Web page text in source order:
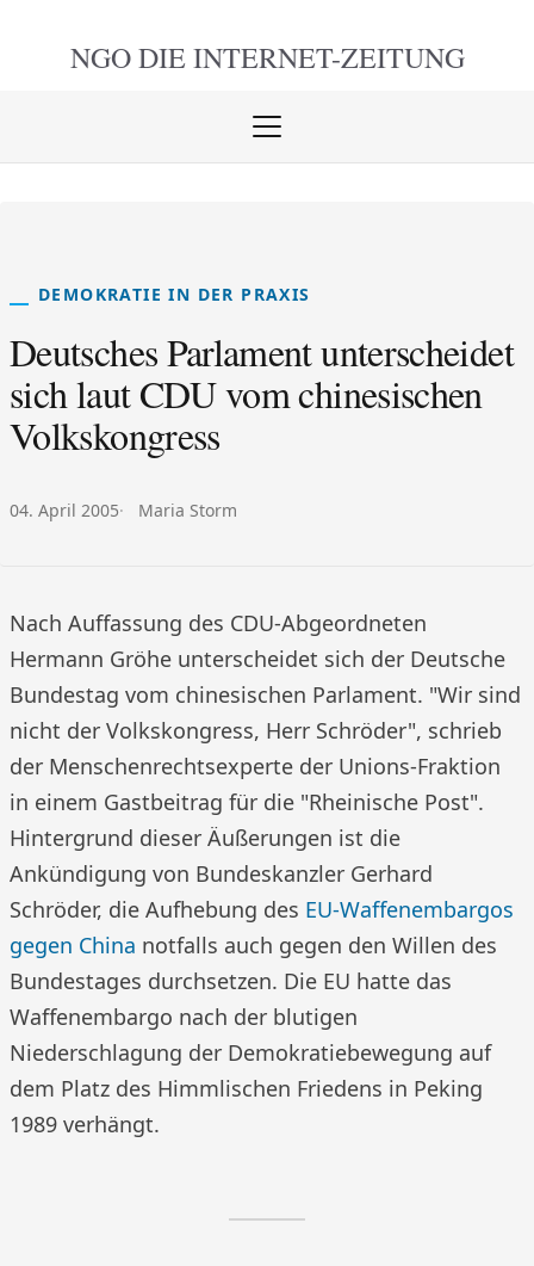
NGO DIE INTERNET-ZEITUNG
Menü
DEMOKRATIE IN DER PRAXIS
Deutsches Parlament unterscheidet
sich laut CDU vom chinesischen
Volkskongress
Veröffentlicht am:
04. April 2005 Autor:
Maria Storm
Nach Auffassung des CDU-Abgeordneten
Hermann Gröhe unterscheidet sich der Deutsche
Bundestag vom chinesischen Parlament. "Wir sind
nicht der Volkskongress, Herr Schröder", schrieb
der Menschenrechtsexperte der Unions-Fraktion
in einem Gastbeitrag für die "Rheinische Post".
Hintergrund dieser Äußerungen ist die
Ankündigung von Bundeskanzler Gerhard
Schröder, die Aufhebung des EU-Waffenembargos
gegen China notfalls auch gegen den Willen des
Bundestages durchsetzen. Die EU hatte das
Waffenembargo nach der blutigen
Niederschlagung der Demokratiebewegung auf
dem Platz des Himmlischen Friedens in Peking
1989 verhängt.